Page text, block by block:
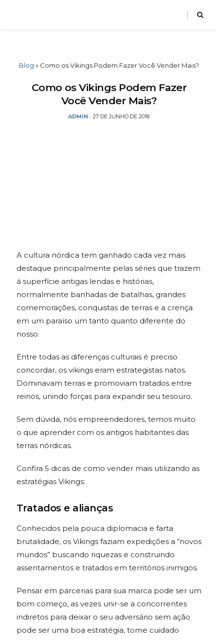
Blog » Como os Vikings Podem Fazer Você Vender Mais?
Como os Vikings Podem Fazer
Você Vender Mais?
ADMIN - 27 DE JUNHO DE 2018
A cultura nórdica tem ganhado cada vez mais
destaque principalmente pelas séries que trazem
á superfície antigas lendas e histórias,
normalmente banhadas de batalhas, grandes
comemorações, conquistas de terras e a crença
em um paraíso um tanto quanto diferente do
nosso.
Entre todas as diferenças culturais é preciso
concordar, os vikings eram estrategistas natos.
Dominavam terras e promoviam tratados entre
reinos, unindo forças para expandir seu tesouro.
Sem dúvida, nós empreendedores, temos muito
o que aprender com os antigos habitantes das
terras nórdicas.
Confira 5 dicas de como vender mais utilizando as
estratégias Vikings:
Tratados e alianças
Conhecidos pela pouca diplomacia e farta
brutalidade, os Vikings faziam expedições a “novos
mundos” buscando riquezas e construindo
assentamentos e tratados em territórios inimigos.
Pensar em parcerias para sua marca pode ser um
bom começo, as vezes unir-se a concorrentes
indiretos para deixar o seu adversário sem ação
pode ser uma boa estratégia, tome cuidado